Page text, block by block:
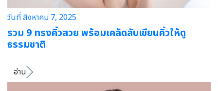
วันที่ สิงหาคม 7, 2025
รวม 9 ทรงคิ้วสวย พร้อมเคล็ดลับเขียนคิ้วให้ดู
ธรรมชาติ
อ่าน